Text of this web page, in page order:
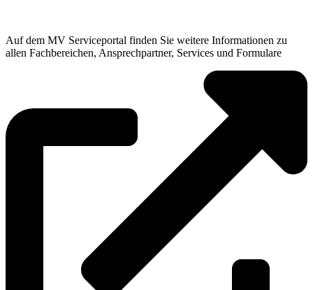
Auf dem MV Serviceportal finden Sie weitere Informationen zu
allen Fachbereichen, Ansprechpartner, Services und Formulare